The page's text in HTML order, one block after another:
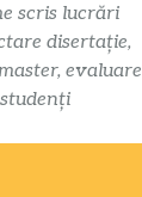
scris lucrări
disertație,
evaluare